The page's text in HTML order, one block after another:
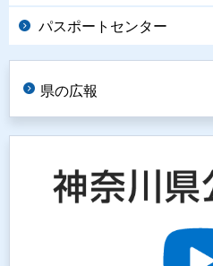
パスポートセンター
県の広報